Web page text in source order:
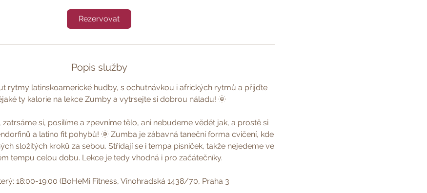
Rezervovat
Popis služby
rytmy latinskoamerické hudby, s ochutnávkou i afrických rytmů a přijďte
ty kalorie na lekce Zumby a vytrsejte si dobrou náladu! 🌞
si, posílíme a zpevníme tělo, ani nebudeme vědět jak, a prostě si
a latino fit pohybů! 🌞 Zumba je zábavná taneční forma cvičení, kde
složitých kroků za sebou. Střídají se i tempa písniček, takže nejedeme ve
tempu celou dobu. Lekce je tedy vhodná i pro začátečníky.
18:00-19:00 (BoHeMi Fitness, Vinohradská 1438/70, Praha 3